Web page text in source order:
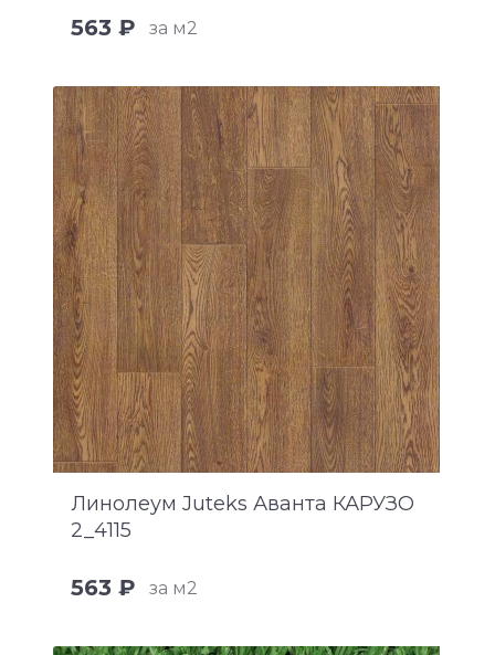
563 ₽ за м2
Линолеум Juteks Аванта КАРУЗО
2_4115
563 ₽ за м2